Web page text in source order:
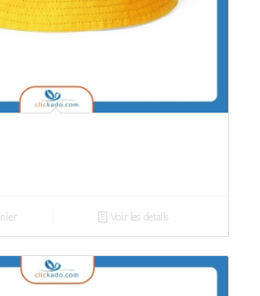
Voir les détails